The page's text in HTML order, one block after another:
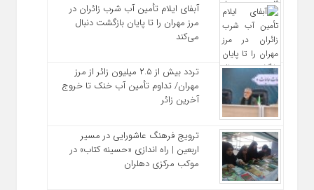
آبفای ایلام تأمین آب شرب زائران در
مرز مهران را تا پایان بازگشت دنبال
می‌کند
تردد بیش از ۲.۵ میلیون زائر از مرز
مهران/ تداوم تأمین آب خنک تا خروج
آخرین زائر
ترویج فرهنگ عاشورایی در مسیر
اربعین | راه‌ اندازی «حسینه کتاب» در
موکب مرکزی دهلران